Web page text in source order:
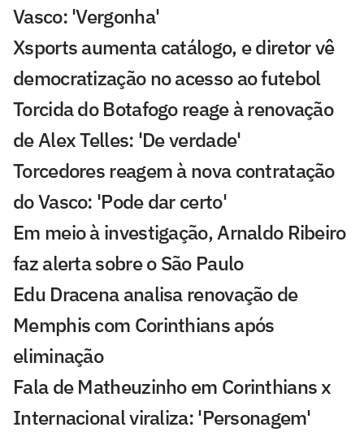
Vasco: 'Vergonha'
Xsports aumenta catálogo, e diretor vê
democratização no acesso ao futebol
Torcida do Botafogo reage à renovação
de Alex Telles: 'De verdade'
Torcedores reagem à nova contratação
do Vasco: 'Pode dar certo'
Em meio à investigação, Arnaldo Ribeiro
faz alerta sobre o São Paulo
Edu Dracena analisa renovação de
Memphis com Corinthians após
eliminação
Fala de Matheuzinho em Corinthians x
Internacional viraliza: 'Personagem'